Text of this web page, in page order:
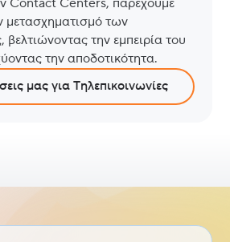
μετασχηματισμό των
βελτιώνοντας την εμπειρία του
την αποδοτικότητα.
μας για Tηλεπικοινωνίες